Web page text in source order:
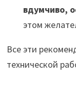
вдумчиво,
этом
Все эти
технической